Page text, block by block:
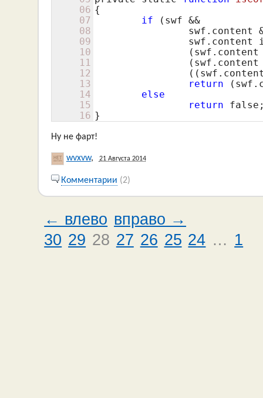
06
07
08
09
10
11
12
13
14
15
16
{
if (swf &&
return
else
return
false
}
Ну не фарт!
wvxvw, 21 Августа 2014
Комментарии (2)
← влево вправо →
30 29 28 27 26 25 24 … 1